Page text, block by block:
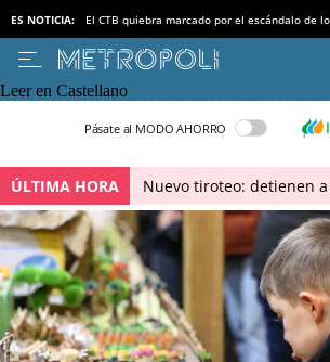
ES NOTICIA: El CTB quiebra marcado por el escándalo de
Leer en Castellano
Pásate al MODO AHORRO
ÚLTIMA HORA Nuevo tiroteo: detienen